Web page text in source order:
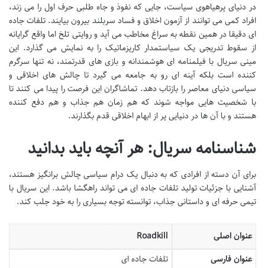
در دنیای پرهیاهوی سیاست، جایی که نفوذ و جاه طلبی حرف اول را می زند،
افراد کمی می توانند از آزمون اخلاق و فساد سربلند بیرون بیایند. تلفات جاده
ای دقیقا در همین نقطه به سراغ مخاطب می آید و روایتی تلخ اما واقع گرایانه
از سقوط تدریجی یک سیاستمدار کاریزماتیک را به نمایش می گذارد. این
مینی سریال با فیلمنامه ای هوشمندانه و بازی های قدرتمند، نه تنها سرگرم
کننده است بلکه آینه ای رو به جامعه می گیرد تا چالش های اخلاقی و
سیاسی دنیای معاصر را بازتاب دهد. تماشاگران این فرصت را پیدا می کنند تا
با شخصیت هایی مواجه شوند که هم زمان هم جذاب و هم دفع کننده
هستند و با آن ها در دنیایی پر از ابهام اخلاقی قدم بگذارند.
شناسنامه سریال: هر آنچه باید بدانید
برای آن دسته از افرادی که به دنبال یک درام سیاسی چالش برانگیز هستند،
آشنایی با جزئیات تولید تلفات جاده ای می تواند راهگشا باشد. این سریال با
تیمی حرفه ای و داستانی جذاب، توانسته توجه بسیاری را به خود جلب کند.
عنوان اصلی
Roadkill
عنوان فارسی
تلفات جاده ای